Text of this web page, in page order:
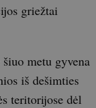
griežtai
metu gyvena
iš dešimties
teritorijose dėl